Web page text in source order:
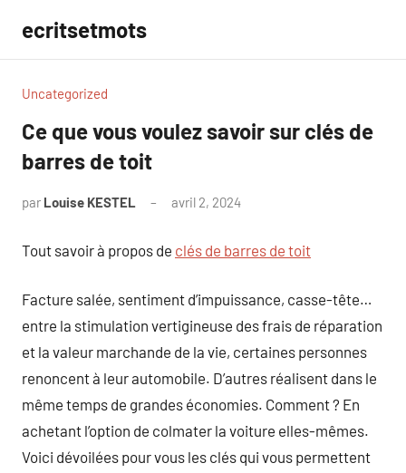
contenu
ecritsetmots
Uncategorized
Ce que vous voulez savoir sur clés de
barres de toit
par Louise KESTEL avril 2, 2024
Tout savoir à propos de clés de barres de toit
Facture salée, sentiment d’impuissance, casse-tête…
entre la stimulation vertigineuse des frais de réparation
et la valeur marchande de la vie, certaines personnes
renoncent à leur automobile. D’autres réalisent dans le
même temps de grandes économies. Comment ? En
achetant l’option de colmater la voiture elles-mêmes.
Voici dévoilées pour vous les clés qui vous permettent